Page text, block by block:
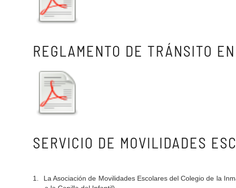
REGLAMENTO DE TRÁNSITO
SERVICIO DE MOVILIDADES
1.
La Asociación de Movilidades Escolares del Colegio de la